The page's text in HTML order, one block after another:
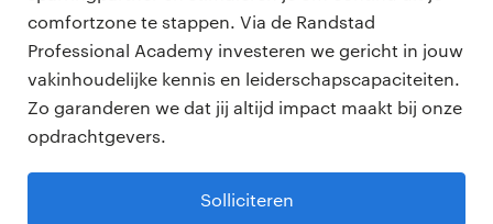
comfortzone te stappen. Via de Randstad
Professional Academy investeren we gericht in jouw
vakinhoudelijke kennis en leiderschapscapaciteiten.
Zo garanderen we dat jij altijd impact maakt bij onze
opdrachtgevers.
Solliciteren